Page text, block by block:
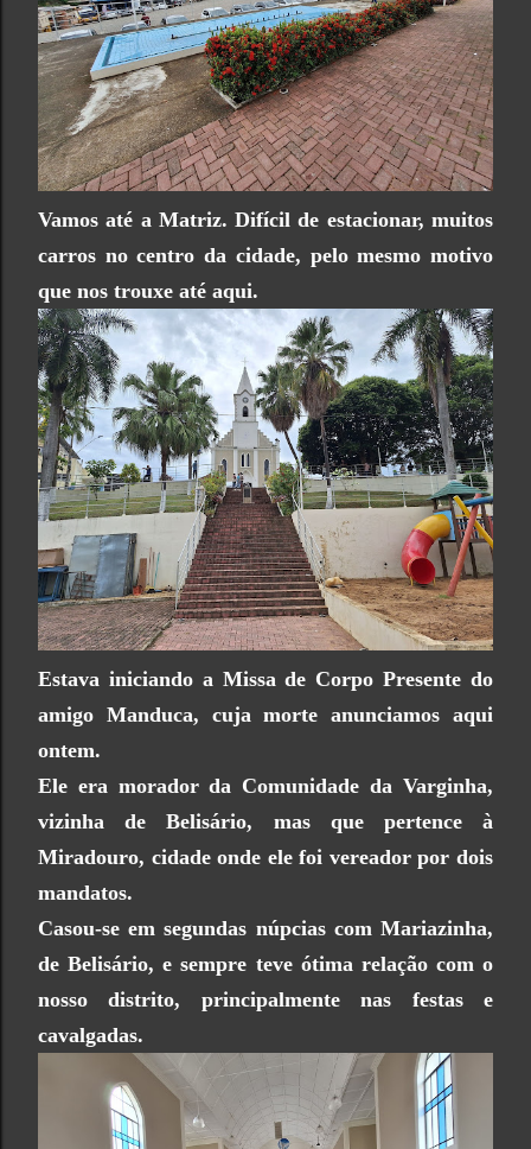
Vamos até a Matriz. Difícil de estacionar, muitos
carros no centro da cidade, pelo mesmo motivo
que nos trouxe até aqui.
Estava iniciando a Missa de Corpo Presente do
amigo Manduca, cuja morte anunciamos aqui
ontem.
Ele era morador da Comunidade da Varginha,
vizinha de Belisário, mas que pertence à
Miradouro, cidade onde ele foi vereador por dois
mandatos.
Casou-se em segundas núpcias com Mariazinha,
de Belisário, e sempre teve ótima relação com o
nosso distrito, principalmente nas festas e
cavalgadas.